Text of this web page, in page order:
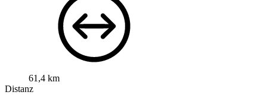
61,4 km
Distanz